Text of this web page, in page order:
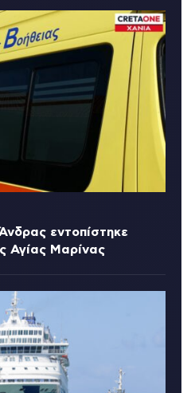
εντοπίστηκε
Αγίας Μαρίνας